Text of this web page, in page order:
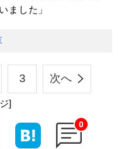
ました」
3 次へ
]
0